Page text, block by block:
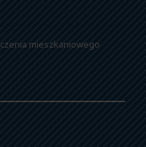
mieszkaniowego